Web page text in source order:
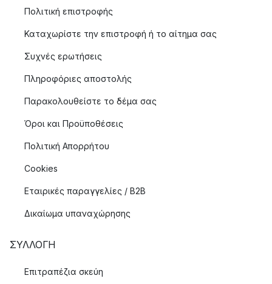
Πολιτική επιστροφής
Καταχωρίστε την επιστροφή ή το αίτημα σας
Συχνές ερωτήσεις
Πληροφόριες αποστολής
Παρακολουθείστε το δέμα σας
Όροι και Προϋποθέσεις
Πολιτική Απορρήτου
Cookies
Εταιρικές παραγγελίες / B2B
Δικαίωμα υπαναχώρησης
ΣΥΛΛΟΓΉ
Επιτραπέζια σκεύη